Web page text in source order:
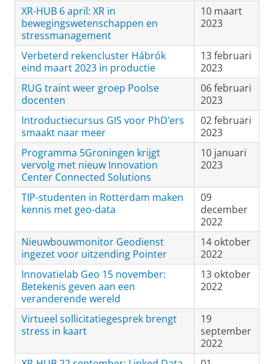
XR-HUB 6 april: XR in
bewegingswetenschappen en
stressmanagement
10 maart
2023
Verbeterd rekencluster Hábrók
eind maart 2023 in productie
13 februari
2023
RUG traint weer groep Poolse
docenten
06 februari
2023
Introductiecursus GIS voor PhD’ers
smaakt naar meer
02 februari
2023
Programma 5Groningen krijgt
vervolg met nieuw Innovation
Center Connected Solutions
10 januari
2023
TIP-studenten in Rotterdam maken
kennis met geo-data
09
december
2022
Nieuwbouwmonitor Geodienst
ingezet voor uitzending Pointer
14 oktober
2022
Innovatielab Geo 15 november:
Betekenis geven aan een
veranderende wereld
13 oktober
2022
Virtueel sollicitatiegesprek brengt
stress in kaart
19
september
2022